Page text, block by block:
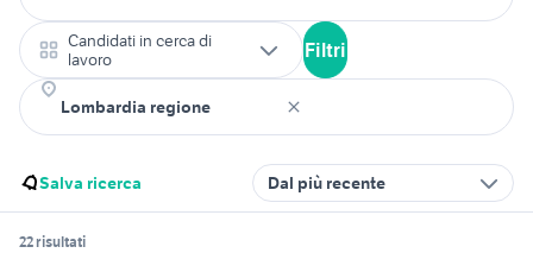
Candidati in cerca di
lavoro
Filtri
Salva ricerca Dal più recente
22 risultati